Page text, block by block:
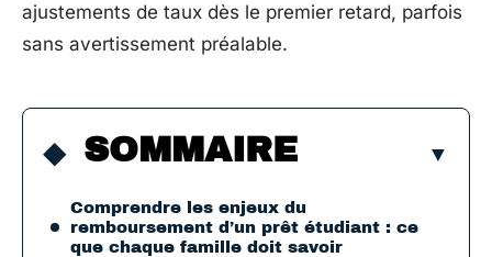
ajustements de taux dès le premier retard, parfois
sans avertissement préalable.
SOMMAIRE
Comprendre les enjeux du
remboursement d’un prêt étudiant : ce
que chaque famille doit savoir